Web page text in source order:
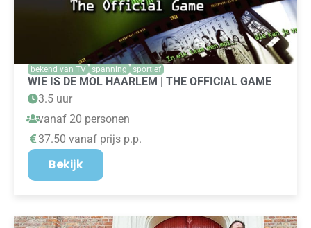
bekend van TV spanning sportief
WIE IS DE MOL HAARLEM | THE OFFICIAL GAME
3.5 uur
vanaf 20 personen
37.50 vanaf prijs p.p.
Bekijk